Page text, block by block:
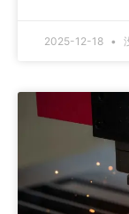
2025-12-18